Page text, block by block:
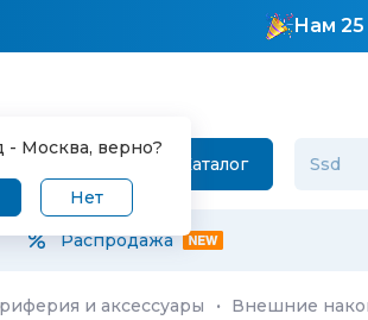
Нам
- Москва, верно?
Нет
Каталог
Распродажа
и аксессуары · Внешние